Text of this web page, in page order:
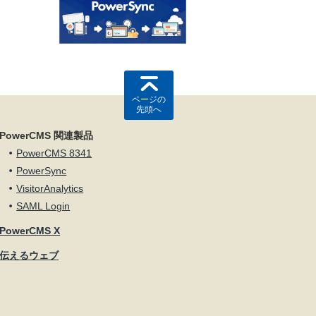
ページの
先頭へ
PowerCMS 関連製品
PowerCMS 8341
PowerSync
VisitorAnalytics
SAML Login
PowerCMS X
伝えるウェブ